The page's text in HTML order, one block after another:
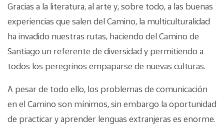
Gracias a la literatura, al arte y, sobre todo, a las buenas
experiencias que salen del Camino, la multiculturalidad
ha invadido nuestras rutas, haciendo del Camino de
Santiago un referente de diversidad y permitiendo a
todos los peregrinos empaparse de nuevas culturas.
A pesar de todo ello, los problemas de comunicación
en el Camino son mínimos, sin embargo la oportunidad
de practicar y aprender lenguas extranjeras es enorme.